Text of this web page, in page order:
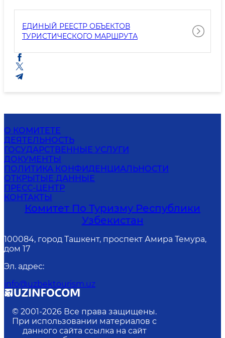
ЕДИНЫЙ РЕЕСТР ОБЪЕКТОВ
ТУРИСТИЧЕСКОГО МАРШРУТА
О КОМИТЕТЕ
ДЕЯТЕЛЬНОСТЬ
ГОСУДАРСТВЕННЫЕ УСЛУГИ
ДОКУМЕНТЫ
ПОЛИТИКА КОНФИДЕНЦИАЛЬНОСТИ
ОТКРЫТЫЕ ДАННЫЕ
ПРЕСС-ЦЕНТР
КОНТАКТЫ
Комитет По Туризму Республики
Узбекистан
100084, город Ташкент, проспект Амира Темура,
дом 17
Эл. адрес:
info@uzbektourism.uz
© 2001-2026 Все права защищены.
При использовании материалов с
данного сайта ссылка на сайт